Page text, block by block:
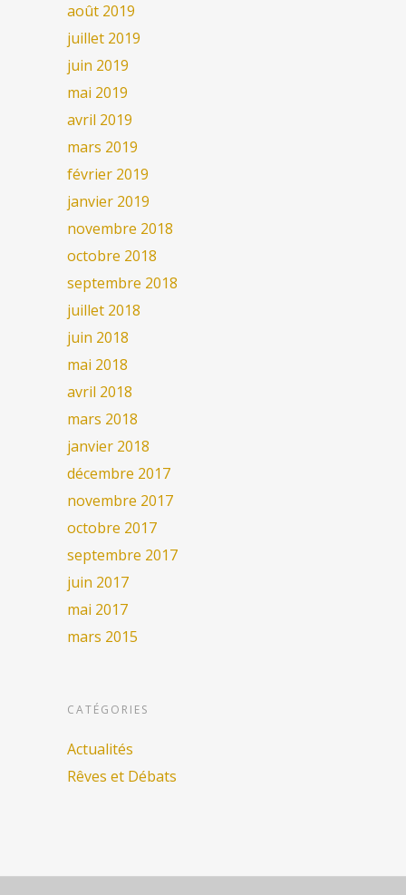
août 2019
juillet 2019
juin 2019
mai 2019
avril 2019
mars 2019
février 2019
janvier 2019
novembre 2018
octobre 2018
septembre 2018
juillet 2018
juin 2018
mai 2018
avril 2018
mars 2018
janvier 2018
décembre 2017
novembre 2017
octobre 2017
septembre 2017
juin 2017
mai 2017
mars 2015
CATÉGORIES
Actualités
Rêves et Débats